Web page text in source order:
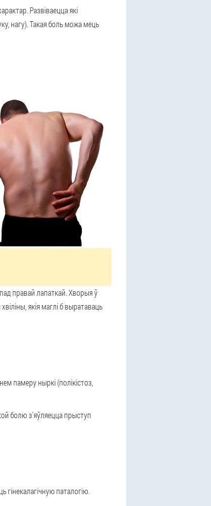
Развіваецца які
нагу). Такая боль можа мець
правай лапаткай. Хворыя ў
якія маглі б выратаваць
памеру ныркі (полікістоз,
болю з'яўляецца прыступ
паталогію.